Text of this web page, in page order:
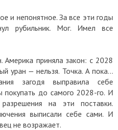
и непонятное. За все эти годы
рубильник. Мог. Имел все
Америка приняла закон: с 2028
уран — нельзя. Точка. А пока...
загодя выправила себе
покупать до самого 2028-го. И
на эти поставки.
выписали себе сами. И
не возражает.